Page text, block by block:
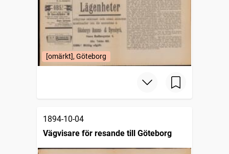
[omärkt], Göteborg
1894-10-04
Vägvisare för resande till Göteborg